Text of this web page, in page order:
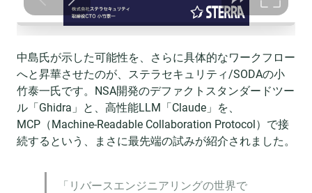
中島氏が示した可能性を、さらに具体的なワークフロー
へと昇華させたのが、ステラセキュリティ/SODAの小
竹泰一氏です。NSA開発のデファクトスタンダードツー
ル「Ghidra」と、高性能LLM「Claude」を、
MCP（Machine-Readable Collaboration Protocol）で接
続するという、まさに最先端の試みが紹介されました。
「リバースエンジニアリングの世界で